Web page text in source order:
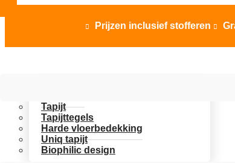
 Prijzen inclusief stofferen 
Tapijt
Tapijttegels
Harde vloerbedekking
Uniq tapijt
Biophilic design